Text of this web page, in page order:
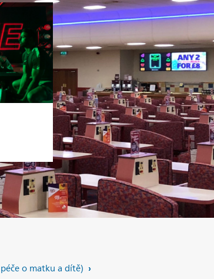
o matku a dítě)